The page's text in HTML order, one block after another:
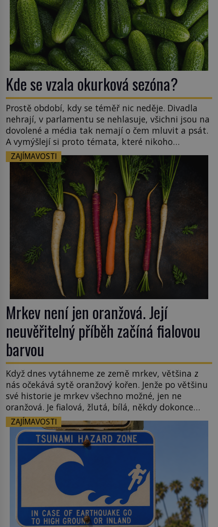
Kde se vzala okurková sezóna?
Prostě období, kdy se téměř nic neděje. Divadla
nehrají, v parlamentu se nehlasuje, všichni jsou na
dovolené a média tak nemají o čem mluvit a psát.
A vymýšlejí si proto témata, které nikoho
nezajímají. Proč je však ona letní doba spojovaná
zrovna s okurkami? Okurkovou sezónu známe už
od poloviny 19. století, ovšem jako Češi […]
ZAJÍMAVOSTI
Mrkev není jen oranžová. Její
neuvěřitelný příběh začíná fialovou
barvou
Když dnes vytáhneme ze země mrkev, většina z
nás očekává sytě oranžový kořen. Jenže po většinu
své historie je mrkev všechno možné, jen ne
oranžová. Je fialová, žlutá, bílá, někdy dokonce
téměř černá. Až díky stovkám let pečlivého
šlechtění se z ní stává zelenina, bez které si českou
zahradu ani nedokážeme představit. Její příběh je
ZAJÍMAVOSTI